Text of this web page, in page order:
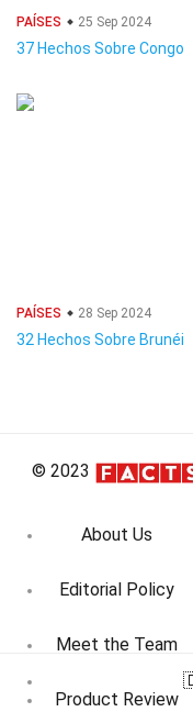
PAÍSES 25 Sep 2024
37 Hechos Sobre Congo
PAÍSES 28 Sep 2024
32 Hechos Sobre Brunéi
© 2023
About Us
Editorial Policy
Meet the Team
Product Review